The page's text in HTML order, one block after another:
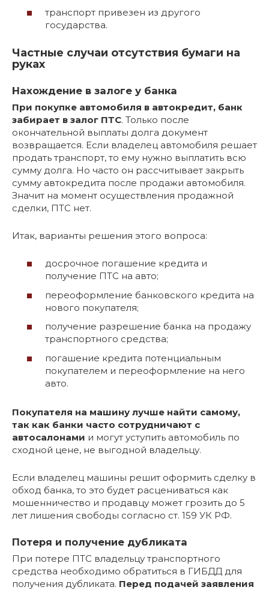
транспорт привезен из другого
государства.
Частные случаи отсутствия бумаги на
руках
Нахождение в залоге у банка
При покупке автомобиля в автокредит, банк
забирает в залог ПТС. Только после
окончательной выплаты долга документ
возвращается. Если владелец автомобиля решает
продать транспорт, то ему нужно выплатить всю
сумму долга. Но часто он рассчитывает закрыть
сумму автокредита после продажи автомобиля.
Значит на момент осуществления продажной
сделки, ПТС нет.
Итак, варианты решения этого вопроса:
досрочное погашение кредита и
получение ПТС на авто;
переоформление банковского кредита на
нового покупателя;
получение разрешение банка на продажу
транспортного средства;
погашение кредита потенциальным
покупателем и переоформление на него
авто.
Покупателя на машину лучше найти самому,
так как банки часто сотрудничают с
автосалонами и могут уступить автомобиль по
сходной цене, не выгодной владельцу.
Если владелец машины решит оформить сделку в
обход банка, то это будет расцениваться как
мошенничество и продавцу может грозить до 5
лет лишения свободы согласно ст. 159 УК РФ.
Потеря и получение дубликата
При потере ПТС владельцу транспортного
средства необходимо обратиться в ГИБДД для
получения дубликата. Перед подачей заявления